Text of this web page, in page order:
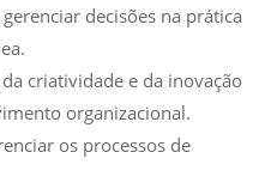
decisões na prática
criatividade e da inovação
organizacional.
os processos de